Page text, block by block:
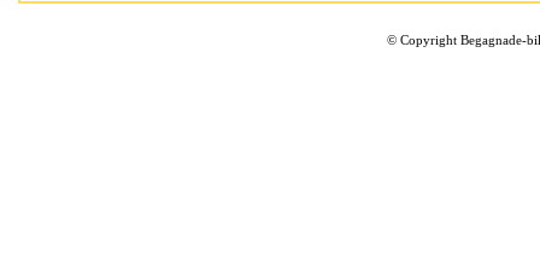
© Copyright Begagnade-